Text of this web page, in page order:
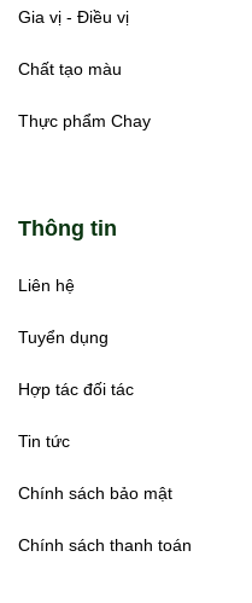
Gia vị - Điều vị
Chất tạo màu
Thực phẩm Chay
Thông tin
Liên hệ
Tuyển dụng
Hợp tác đối tác
Tin tức
Chính sách bảo mật
Chính sách thanh toán